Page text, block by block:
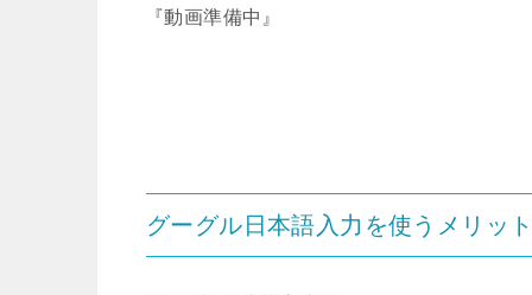
『動画準備中』
グーグル日本語入力を使うメリット